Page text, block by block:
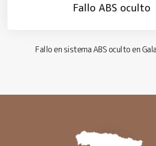
Fallo ABS oculto
Fallo en sistema ABS oculto en